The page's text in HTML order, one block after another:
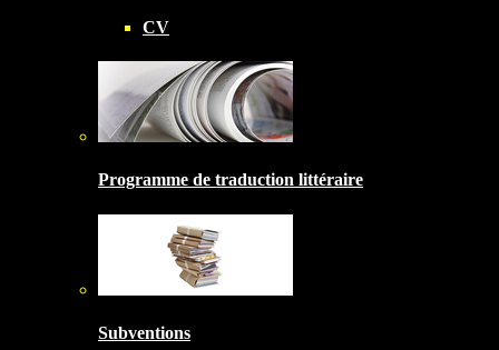
CV
Programme de traduction littéraire
Subventions